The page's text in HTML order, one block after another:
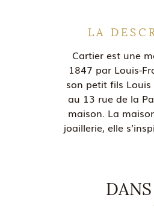
LA
Cartier est une
1847 par Louis-
son petit fils
au 13 rue de la
maison. La
joaillerie, elle